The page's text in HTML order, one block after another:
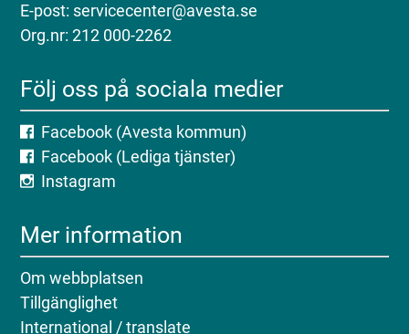
E-post: servicecenter@avesta.se
Org.nr: 212 000-2262
Följ oss på sociala medier
Facebook (Avesta kommun)
Facebook (Lediga tjänster)
Instagram
Mer information
Om webbplatsen
Tillgänglighet
International / translate